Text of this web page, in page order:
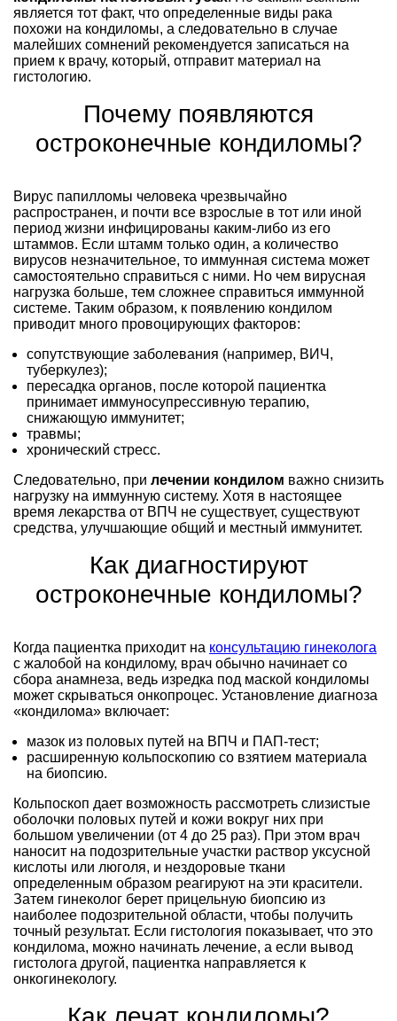
является тот факт, что определенные виды рака
похожи на кондиломы, а следовательно в случае
малейших сомнений рекомендуется записаться на
прием к врачу, который, отправит материал на
гистологию.
Почему появляются
остроконечные кондиломы?
Вирус папилломы человека чрезвычайно
распространен, и почти все взрослые в тот или иной
период жизни инфицированы каким-либо из его
штаммов. Если штамм только один, а количество
вирусов незначительное, то иммунная система может
самостоятельно справиться с ними. Но чем вирусная
нагрузка больше, тем сложнее справиться иммунной
системе. Таким образом, к появлению кондилом
приводит много провоцирующих факторов:
сопутствующие заболевания (например, ВИЧ,
туберкулез);
пересадка органов, после которой пациентка
принимает иммуносупрессивную терапию,
снижающую иммунитет;
травмы;
хронический стресс.
Следовательно, при лечении кондилом важно снизить
нагрузку на иммунную систему. Хотя в настоящее
время лекарства от ВПЧ не существует, существуют
средства, улучшающие общий и местный иммунитет.
Как диагностируют
остроконечные кондиломы?
Когда пациентка приходит на консультацию гинеколога
с жалобой на кондилому, врач обычно начинает со
сбора анамнеза, ведь изредка под маской кондиломы
может скрываться онкопроцес. Установление диагноза
«кондилома» включает:
мазок из половых путей на ВПЧ и ПАП-тест;
расширенную кольпоскопию со взятием материала
на биопсию.
Кольпоскоп дает возможность рассмотреть слизистые
оболочки половых путей и кожи вокруг них при
большом увеличении (от 4 до 25 раз). При этом врач
наносит на подозрительные участки раствор уксусной
кислоты или люголя, и нездоровые ткани
определенным образом реагируют на эти красители.
Затем гинеколог берет прицельную биопсию из
наиболее подозрительной области, чтобы получить
точный результат. Если гистология показывает, что это
кондилома, можно начинать лечение, а если вывод
гистолога другой, пациентка направляется к
онкогинекологу.